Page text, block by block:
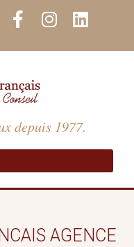
F
a
c
b
o
o
k
-
f
I
n
s
a
m
L
i
n
i
n
depuis 1977.
AGENCE